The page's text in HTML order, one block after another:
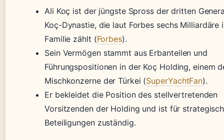
Ali Koç ist der jüngste Spross der dritten
Koç-Dynastie, die laut Forbes sechs Milliardäre
Familie zählt (Forbes).
Sein Vermögen stammt aus Erbanteilen und
Führungspositionen in der Koç Holding, einem
Mischkonzerne der Türkei (SuperYachtFan).
Er bekleidet die Position des stellvertretenden
Vorsitzenden der Holding und ist für
Beteiligungen zuständig.